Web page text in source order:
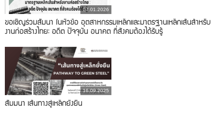
07.01.2026
ขอเชิญร่วมสัมนา ในหัวข้อ อุตสาหกรรมเหล็กและมาตรฐานเหล็กเส้นสำหรับ
งานก่อสร้างไทย: อดีต ปัจจุบัน อนาคต ที่สังคมต้องได้รับรู้
16.09.2025
สัมมนา เส้นทางสู่เหล็กยั่งยืน